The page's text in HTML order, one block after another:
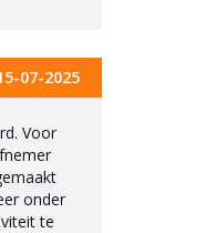
07-2025
Voor
onder
te